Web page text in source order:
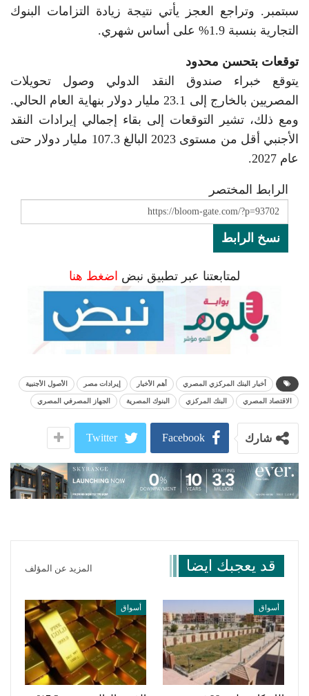
سبتمبر. وتراجع العجز يأتي نتيجة زيادة التزامات البنوك
التجارية بنسبة 1.9% على أساس شهري.
توقعات بتحسن محدود
يتوقع خبراء صندوق النقد الدولي وصول تحويلات
المصريين بالخارج إلى 23.1 مليار دولار بنهاية العام الحالي.
ومع ذلك، تشير التوقعات إلى بقاء إجمالي إيرادات النقد
الأجنبي أقل من مستوى 2023 البالغ 107.3 مليار دولار حتى
عام 2027.
الرابط المختصر
نسخ الرابط
لمتابعتنا عبر تطبيق نبض اضغط هنا
أخبار البنك المركزي المصري أهم الأخبار إيرادات مصر الأصول الأجنبية
الاقتصاد المصري البنك المركزي البنوك المصرية الجهاز المصرفي المصري
شارك Facebook
Twitter
قد يعجبك ايضا المزيد عن المؤلف
أسواق أسواق